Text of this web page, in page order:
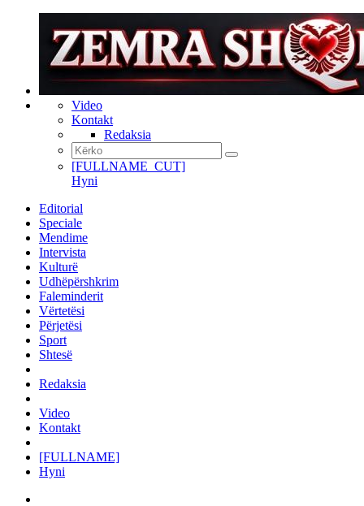
Video
Kontakt
Redaksia
[FULLNAME_CUT]
Hyni
Editorial
Speciale
Mendime
Intervista
Kulturë
Udhëpërshkrim
Faleminderit
Vërtetësi
Përjetësi
Sport
Shtesë
Redaksia
Video
Kontakt
[FULLNAME]
Hyni